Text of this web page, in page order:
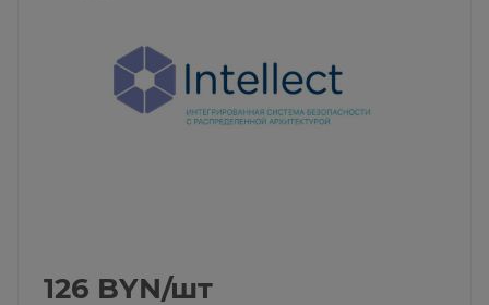
126 BYN/шт